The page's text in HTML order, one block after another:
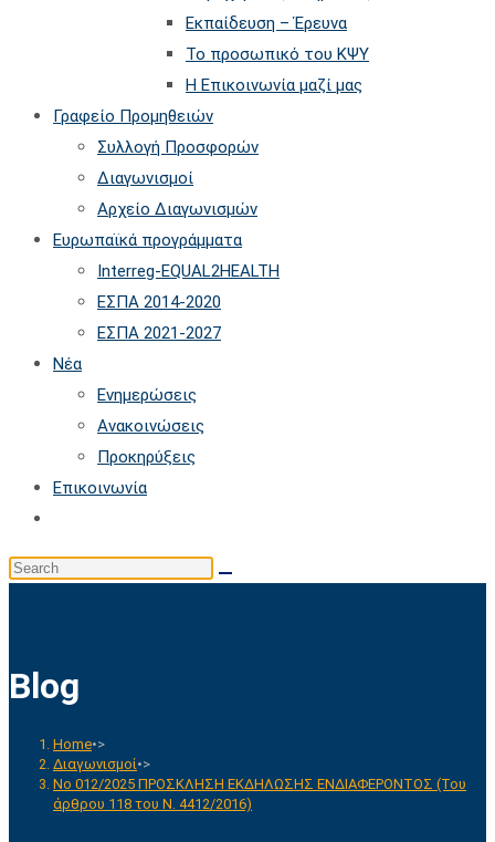
Εκπαίδευση – Έρευνα
Το προσωπικό του ΚΨΥ
Η Επικοινωνία μαζί μας
Γραφείο Προμηθειών
Συλλογή Προσφορών
Διαγωνισμοί
Αρχείο Διαγωνισμών
Ευρωπαϊκά προγράμματα
Interreg-EQUAL2HEALTH
ΕΣΠΑ 2014-2020
ΕΣΠΑ 2021-2027
Νέα
Ενημερώσεις
Ανακοινώσεις
Προκηρύξεις
Επικοινωνία
search
Search
Blog
Home•>
Διαγωνισμοί•>
No 012/2025 ΠΡΟΣΚΛΗΣΗ ΕΚΔΗΛΩΣΗΣ ΕΝΔΙΑΦΕΡΟΝΤΟΣ (Του
άρθρου 118 του Ν. 4412/2016)